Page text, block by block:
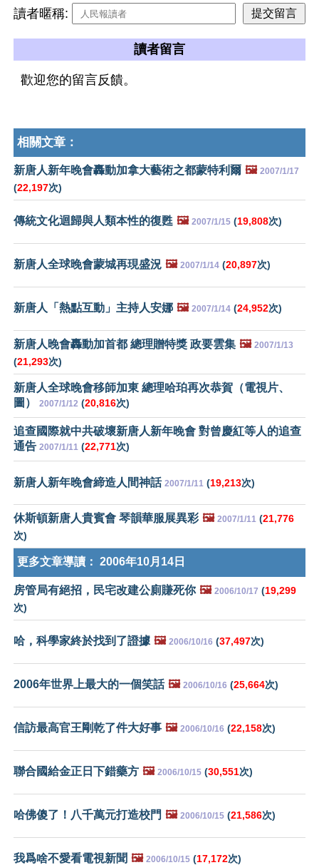
讀者暱稱:
讀者留言
歡迎您的留言反饋。
相關文章：
新唐人新年晚會轟動加拿大藝術之都蒙特利爾 🖼️ 2007/1/17
(22,197次)
傳統文化迴歸與人類本性的復甦 🖼️ 2007/1/15 (19,808次)
新唐人全球晚會蒙城再現盛況 🖼️ 2007/1/14 (20,897次)
新唐人「熱點互動」主持人安娜 🖼️ 2007/1/14 (24,952次)
新唐人晚會轟動加首都 總理贈特獎 政要雲集 🖼️ 2007/1/13
(21,293次)
新唐人全球晚會移師加東 總理哈珀再次恭賀（電視片、
圖）
2007/1/12 (20,816次)
追查國際就中共破壞新唐人新年晚會 對曾慶紅等人的追查
通告 2007/1/11 (22,771次)
新唐人新年晚會締造人間神話 2007/1/11 (19,213次)
休斯頓新唐人貴賓會 琴韻華服展異彩 🖼️ 2007/1/11 (21,776
次)
更多文章導讀： 2006年10月14日
房管局有絕招，民宅改建公廁賺死你 🖼️ 2006/10/17 (19,299
次)
哈，科學家終於找到了證據 🖼️ 2006/10/16 (37,497次)
2006年世界上最大的一個笑話 🖼️ 2006/10/16 (25,664次)
信訪最高官王剛乾了件大好事 🖼️ 2006/10/16 (22,158次)
聯合國給金正日下錯藥方 🖼️ 2006/10/15 (30,551次)
哈佛傻了！八千萬元打造校門 🖼️ 2006/10/15 (21,586次)
我爲啥不愛看電視新聞 🖼️ 2006/10/15 (17,172次)